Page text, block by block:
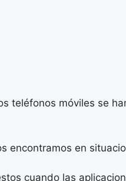
teléfonos móviles se
encontramos en
cuando las